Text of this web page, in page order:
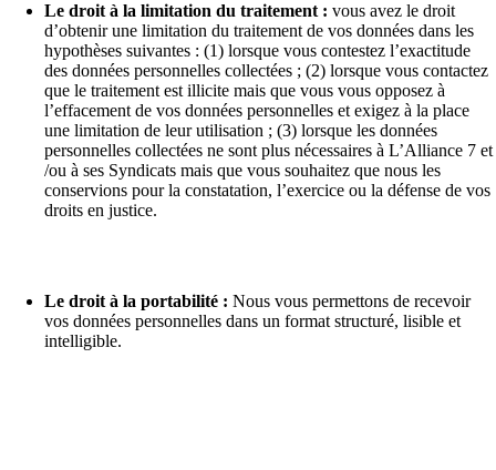
Le droit à la limitation du traitement : vous avez le droit
d’obtenir une limitation du traitement de vos données dans les
hypothèses suivantes : (1) lorsque vous contestez l’exactitude
des données personnelles collectées ; (2) lorsque vous contactez
que le traitement est illicite mais que vous vous opposez à
l’effacement de vos données personnelles et exigez à la place
une limitation de leur utilisation ; (3) lorsque les données
personnelles collectées ne sont plus nécessaires à L’Alliance 7 et
/ou à ses Syndicats mais que vous souhaitez que nous les
conservions pour la constatation, l’exercice ou la défense de vos
droits en justice.
Le droit à la portabilité : Nous vous permettons de recevoir
vos données personnelles dans un format structuré, lisible et
intelligible.